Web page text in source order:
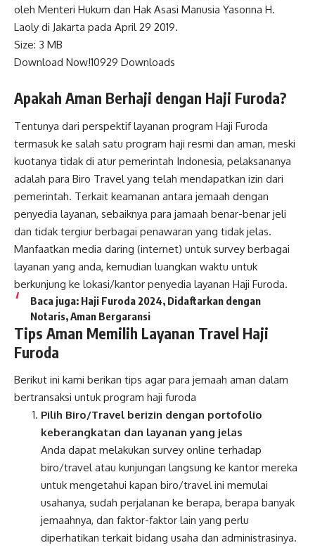
oleh Menteri Hukum dan Hak Asasi Manusia Yasonna H.
Laoly di Jakarta pada April 29 2019.
Size: 3 MB
Download Now!10929 Downloads
Apakah Aman Berhaji dengan Haji Furoda?
Tentunya dari perspektif layanan program Haji Furoda
termasuk ke salah satu program haji resmi dan aman, meski
kuotanya tidak di atur pemerintah Indonesia, pelaksananya
adalah para Biro Travel yang telah mendapatkan izin dari
pemerintah. Terkait keamanan antara jemaah dengan
penyedia layanan, sebaiknya para jamaah benar-benar jeli
dan tidak tergiur berbagai penawaran yang tidak jelas.
Manfaatkan media daring (internet) untuk survey berbagai
layanan yang anda, kemudian luangkan waktu untuk
berkunjung ke lokasi/kantor penyedia layanan Haji Furoda.
Baca juga: Haji Furoda 2024, Didaftarkan dengan
Notaris, Aman Bergaransi
Tips Aman Memilih Layanan Travel Haji
Furoda
Berikut ini kami berikan tips agar para jemaah aman dalam
bertransaksi untuk program haji furoda
Pilih Biro/Travel berizin dengan portofolio
keberangkatan dan layanan yang jelas
Anda dapat melakukan survey online terhadap
biro/travel atau kunjungan langsung ke kantor mereka
untuk mengetahui kapan biro/travel ini memulai
usahanya, sudah perjalanan ke berapa, berapa banyak
jemaahnya, dan faktor-faktor lain yang perlu
diperhatikan terkait bidang usaha dan administrasinya.